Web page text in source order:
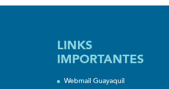
LINKS
IMPORTANTES
Webmail Guayaquil